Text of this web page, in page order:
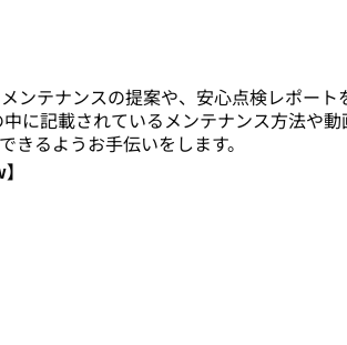
ンテナンスの提案や、安心点検レポー
に記載されているメンテナンス方法や
きるようお手伝いをします。